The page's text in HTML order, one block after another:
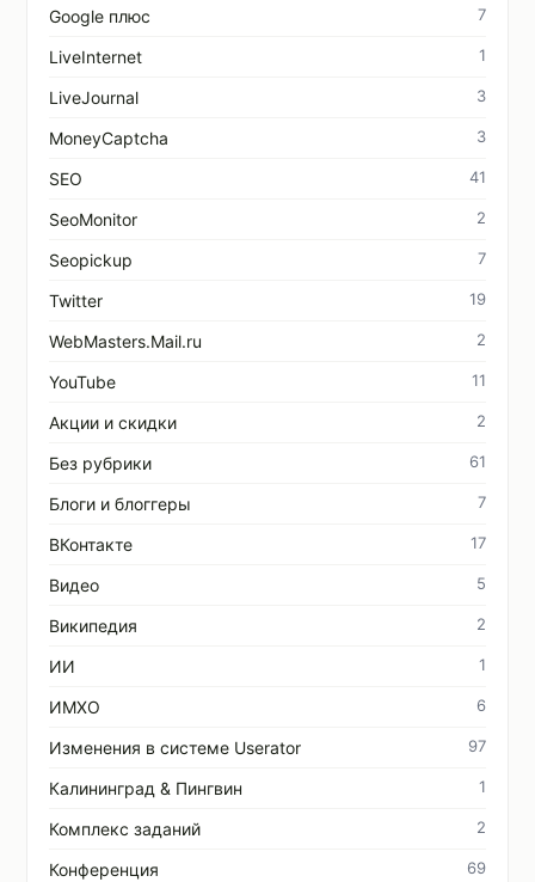
Google плюс 7
LiveInternet 1
LiveJournal 3
MoneyCaptcha 3
SEO 41
SeoMonitor 2
Seopickup 7
Twitter 19
WebMasters.Mail.ru 2
YouTube 11
Акции и скидки 2
Без рубрики 61
Блоги и блоггеры 7
ВКонтакте 17
Видео 5
Википедия 2
ИИ 1
ИМХО 6
Изменения в системе Userator 97
Калининград & Пингвин 1
Комплекс заданий 2
Конференция 69